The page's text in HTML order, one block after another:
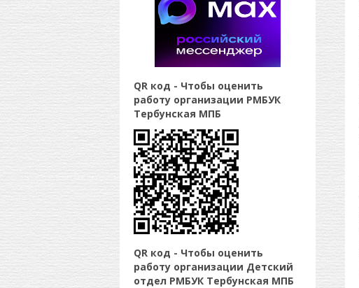
QR код - Чтобы оценить
работу организации РМБУК
Тербунская МПБ
QR код - Чтобы оценить
работу организации Детский
отдел РМБУК Тербунская МПБ